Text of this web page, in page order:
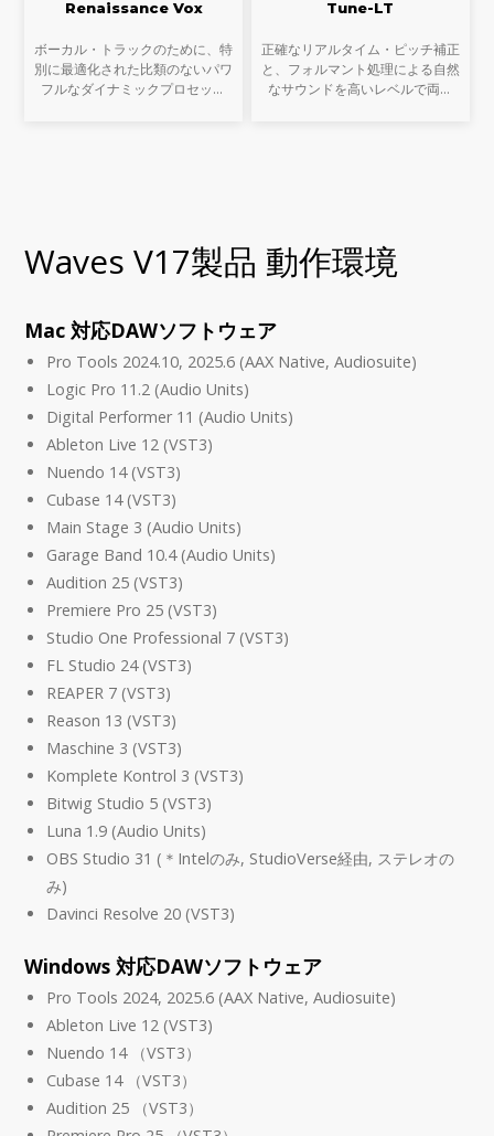
Renaissance Vox
ボーカル・トラックのために、特
別に最適化された比類のないパワ
フルなダイナミックプロセッサ
Tune-LT
正確なリアルタイム・ピッチ補正
と、フォルマント処理による自然
なサウンドを高いレベルで両立
Waves V17製品 動作環境
Mac 対応DAWソフトウェア
Pro Tools 2024.10, 2025.6 (AAX Native, Audiosuite)
Logic Pro 11.2 (Audio Units)
Digital Performer 11 (Audio Units)
Ableton Live 12 (VST3)
Nuendo 14 (VST3)
Cubase 14 (VST3)
Main Stage 3 (Audio Units)
Garage Band 10.4 (Audio Units)
Audition 25 (VST3)
Premiere Pro 25 (VST3)
Studio One Professional 7 (VST3)
FL Studio 24 (VST3)
REAPER 7 (VST3)
Reason 13 (VST3)
Maschine 3 (VST3)
Komplete Kontrol 3 (VST3)
Bitwig Studio 5 (VST3)
Luna 1.9 (Audio Units)
OBS Studio 31 (＊Intelのみ, StudioVerse経由, ステレオの
み)
Davinci Resolve 20 (VST3)
Windows 対応DAWソフトウェア
Pro Tools 2024, 2025.6 (AAX Native, Audiosuite)
Ableton Live 12 (VST3)
Nuendo 14 （VST3）
Cubase 14 （VST3）
Audition 25 （VST3）